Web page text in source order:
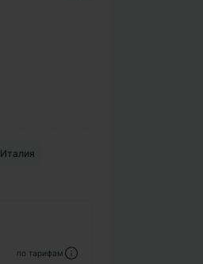
Италия
по тарифам